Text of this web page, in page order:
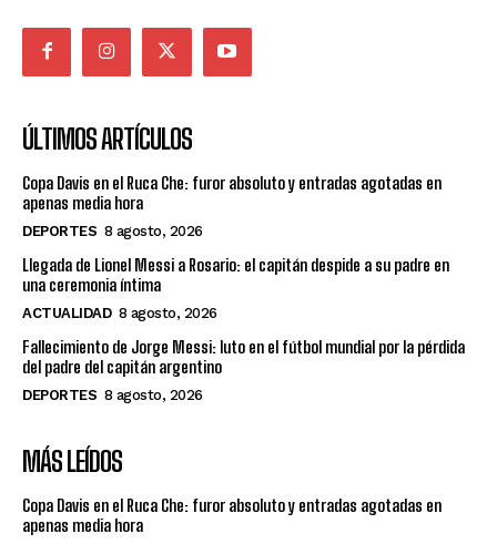
ÚLTIMOS ARTÍCULOS
Copa Davis en el Ruca Che: furor absoluto y entradas agotadas en
apenas media hora
DEPORTES 8 agosto, 2026
Llegada de Lionel Messi a Rosario: el capitán despide a su padre en
una ceremonia íntima
ACTUALIDAD 8 agosto, 2026
Fallecimiento de Jorge Messi: luto en el fútbol mundial por la pérdida
del padre del capitán argentino
DEPORTES 8 agosto, 2026
MÁS LEÍDOS
Copa Davis en el Ruca Che: furor absoluto y entradas agotadas en
apenas media hora